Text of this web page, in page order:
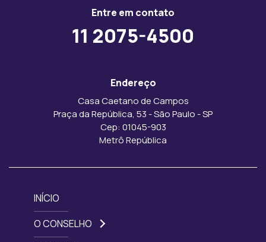
Entre em contato
11 2075-4500
Endereço
Casa Caetano de Campos
Praça da República, 53 - São Paulo - SP
Cep: 01045-903
Metrô República
INÍCIO
O CONSELHO